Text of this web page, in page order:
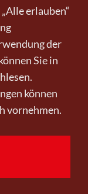
Datenschutz
erlauben“
der
Sie in
können
vornehmen.